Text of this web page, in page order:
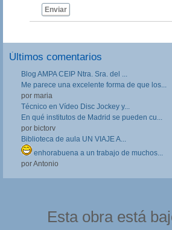
Enviar
Últimos comentarios
Blog AMPA CEIP Ntra. Sra. del ...
Me parece una excelente forma de que los...
por maria
Técnico en Vídeo Disc Jockey y...
En qué institutos de Madrid se pueden cu...
por bictorv
Biblioteca de aula UN VIAJE A...
enhorabuena a un trabajo de muchos...
por Antonio
Esta obra está